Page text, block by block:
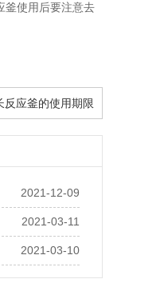
使用后要注意去
反应釜的使用期限
2021-12-09
2021-03-11
2021-03-10